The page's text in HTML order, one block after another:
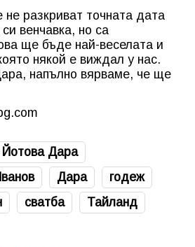
разкриват точната дата
венчавка, но са
ще бъде най-веселата и
някой е виждал у нас.
напълно вярваме, че ще
Дара
Дара
годеж
сватба Тайланд